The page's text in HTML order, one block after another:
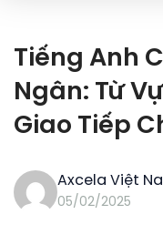
Tiếng Anh
Ngân: Từ
Giao Tiếp
Axcela Việt
05/02/2025